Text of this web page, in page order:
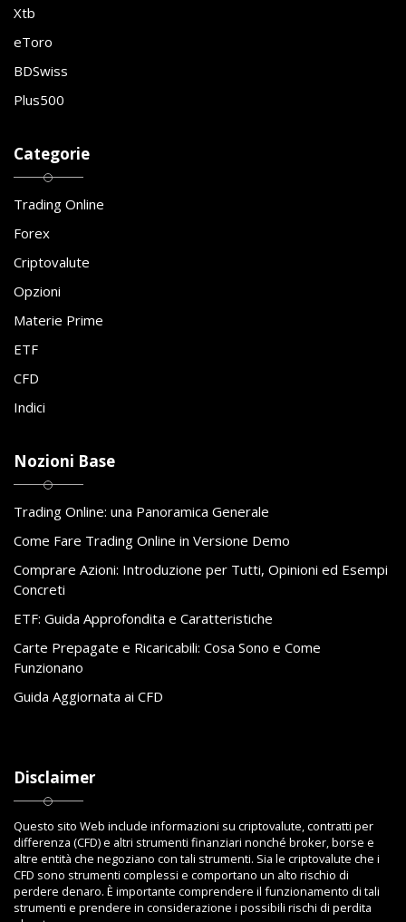
Xtb
eToro
BDSwiss
Plus500
Categorie
Trading Online
Forex
Criptovalute
Opzioni
Materie Prime
ETF
CFD
Indici
Nozioni Base
Trading Online: una Panoramica Generale
Come Fare Trading Online in Versione Demo
Comprare Azioni: Introduzione per Tutti, Opinioni ed Esempi
Concreti
ETF: Guida Approfondita e Caratteristiche
Carte Prepagate e Ricaricabili: Cosa Sono e Come
Funzionano
Guida Aggiornata ai CFD
Disclaimer
Questo sito Web include informazioni su criptovalute, contratti per
differenza (CFD) e altri strumenti finanziari nonché broker, borse e
altre entità che negoziano con tali strumenti. Sia le criptovalute che i
CFD sono strumenti complessi e comportano un alto rischio di
perdere denaro. È importante comprendere il funzionamento di tali
strumenti e prendere in considerazione i possibili rischi di perdita